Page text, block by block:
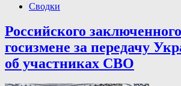
Сводки
Российского
госизмене за передачу
об участниках СВО